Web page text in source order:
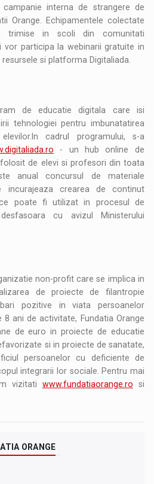
interna de strangere de
Orange. Echipamentele colectate
trimise in scoli din comunitati
participa la webinarii gratuite in
si platforma Digitaliada.
de educatie digitala care isi
tehnologiei pentru imbunatatirea
cadrul programului, s-a
- un hub online de
de elevi si profesori din toata
anual concursul de materiale
incurajeaza crearea de continut
poate fi utilizat in procesul de
cu avizul Ministerului
non-profit care se implica in
de proiecte de filantropie
pozitive in viata persoanelor
ani de activitate, Fundatia Orange
de euro in proiecte de educatie
si in proiecte de sanatate,
persoanelor cu deficiente de
integrarii lor sociale. Pentru mai
vizitati www.fundatiaorange.ro si
ORANGE